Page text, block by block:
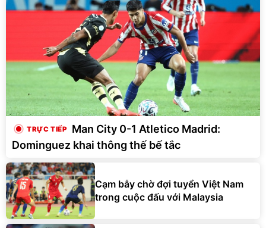
Man City 0-1 Atletico Madrid:
Dominguez khai thông thế bế tắc
Cạm bẫy chờ đợi tuyển Việt Nam
trong cuộc đấu với Malaysia